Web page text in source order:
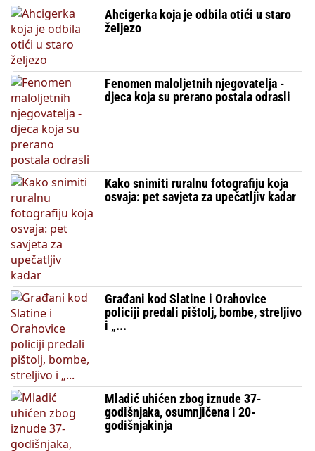
Ahcigerka koja je odbila otići u staro
željezo
Fenomen maloljetnih njegovatelja -
djeca koja su prerano postala odrasli
Kako snimiti ruralnu fotografiju koja
osvaja: pet savjeta za upečatljiv kadar
Građani kod Slatine i Orahovice
policiji predali pištolj, bombe, streljivo
i „...
Mladić uhićen zbog iznude 37-
godišnjaka, osumnjičena i 20-
godišnjakinja